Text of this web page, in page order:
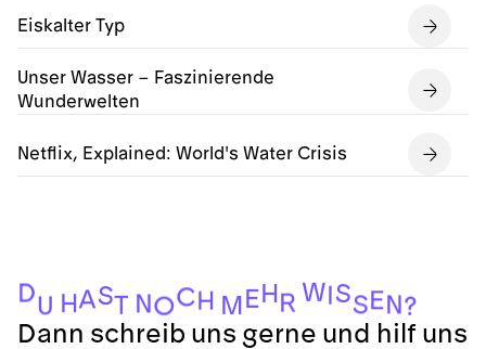
Eiskalter Typ
Unser Wasser – Faszinierende
Wunderwelten
Netflix, Explained: World's Water Crisis
DU H AST NOC H M E H R W SSEN?
Dann schreib uns gerne und hilf uns